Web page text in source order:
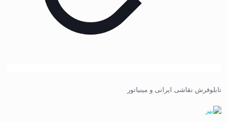
تابلوفرش نقاشی ایرانی و مینیاتور